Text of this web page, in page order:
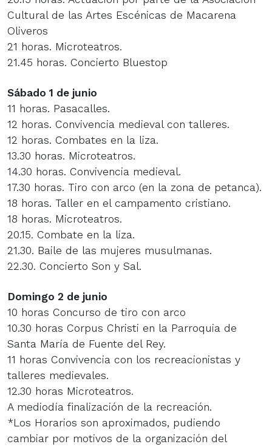
Cultural de las Artes Escénicas de Macarena
Oliveros
21 horas. Microteatros.
21.45 horas. Concierto Bluestop
Sábado 1 de junio
11 horas. Pasacalles.
12 horas. Convivencia medieval con talleres.
12 horas. Combates en la liza.
13.30 horas. Microteatros.
14.30 horas. Convivencia medieval.
17.30 horas. Tiro con arco (en la zona de petanca).
18 horas. Taller en el campamento cristiano.
18 horas. Microteatros.
20.15. Combate en la liza.
21.30. Baile de las mujeres musulmanas.
22.30. Concierto Son y Sal.
Domingo 2 de junio
10 horas Concurso de tiro con arco
10.30 horas Corpus Christi en la Parroquia de
Santa María de Fuente del Rey.
11 horas Convivencia con los recreacionistas y
talleres medievales.
12.30 horas Microteatros.
A mediodía finalización de la recreación.
*Los Horarios son aproximados, pudiendo
cambiar por motivos de la organización del